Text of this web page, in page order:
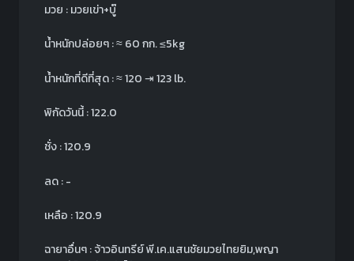
มวย : มวยเข่า+บู๊
น้ำหนักปล่อยๆ :≈60 กก.≤5kg
น้ำหนักที่ดีที่สุด :≈120⇥123 lb.
พิกัดวันนี้ : 122.0
ชั่ง : 120.9
ลด : -
เหลือ : 120.9
ฉายาอื่นๆ : จ้าวอินทรีย์ พี.เค.แสนชัยมวยไทยยิม,พญา